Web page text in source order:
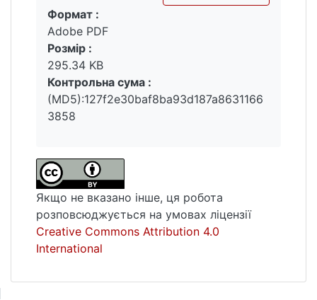
Вантажиться...
Формат :
Adobe PDF
Розмір :
295.34 KB
Контрольна сума :
(MD5):127f2e30baf8ba93d187a8631166
3858
Якщо не вказано інше, ця робота
розповсюджується на умовах ліцензії
Creative Commons Attribution 4.0
International